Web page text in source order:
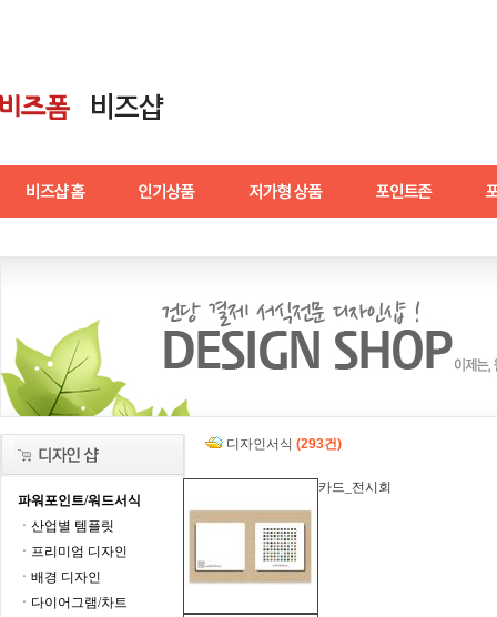
파워포인트/워드서식
ㆍ산업별 템플릿
ㆍ프리미엄 디자인
ㆍ배경 디자인
ㆍ다이어그램/차트
디자인서식 (293건)
카드_전시회